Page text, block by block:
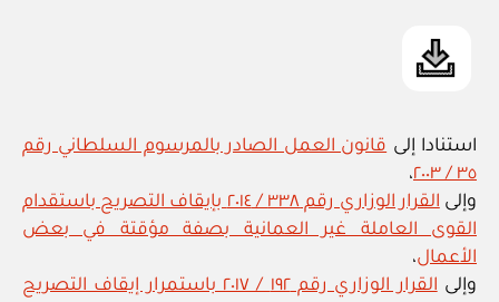
استنادا إلى قانون العمل الصادر بالمرسوم السلطاني رقم
٣٥ / ٢٠٠٣
،
وإلى
القرار الوزاري رقم ٣٣٨ / ٢٠١٤ بإيقاف التصريح باستقدام
القوى العاملة غير العمانية بصفة مؤقتة في بعض
الأعمال،
وإلى
القرار الوزاري رقم ١٩٢ / ٢٠١٧ باستمرار إيقاف التصريح